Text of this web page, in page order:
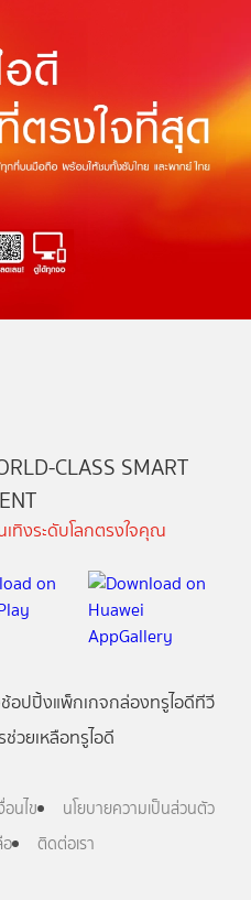
CLASS SMART
ทิงระดับโลกตรงใจคุณ
ช้อปปิ้งแพ็กเกจกล่องทรูไอดีทีวี
ช่วยเหลือทรูไอดี
อนไข
นโยบายความเป็นส่วนตัว
อ
ติดต่อเรา